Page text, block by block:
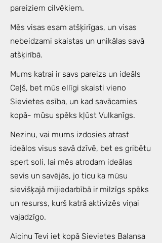
pareiziem cilvēkiem.
Mēs visas esam atšķirīgas, un visas
nebeidzami skaistas un unikālas savā
atšķirībā.
Mums katrai ir savs pareizs un ideāls
Ceļš, bet mūs ellīgi skaisti vieno
Sievietes esība, un kad savācamies
kopā- mūsu spēks kļūst Vulkanīgs.
Nezinu, vai mums izdosies atrast
ideālos visus savā dzīvē, bet es gribētu
spert soli, lai mēs atrodam ideālas
sevis un savējās, jo ticu ka mūsu
sievišķajā mijiedarbībā ir milzīgs spēks
un resurss, kurš katrā aktivizēs viņai
vajadzīgo.
Aicinu Tevi iet kopā Sievietes Balansa